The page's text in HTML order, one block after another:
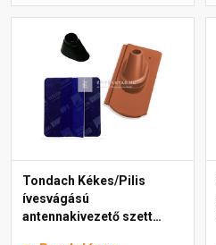
Tondach Kékes/Pilis
ívesvágású
antennakivezető szett